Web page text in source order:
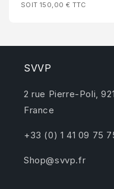
habituel
SOIT 150,00 € TTC
SVVP
2 rue Pierre-Poli,
France
+33 (0) 1 41 09 75
Shop@svvp.fr